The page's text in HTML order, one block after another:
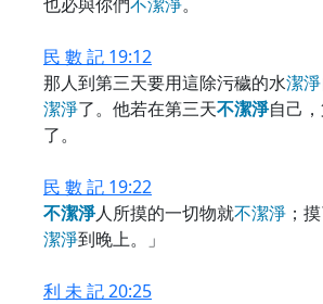
民 數 記 19:12
那人到第三天要用這除污穢的水潔淨
潔淨了。他若在第三天不潔淨自己
了。
民 數 記 19:22
不潔淨人所摸的一切物就不潔淨 ；
潔淨到晚上。」
利 未 記 20:25